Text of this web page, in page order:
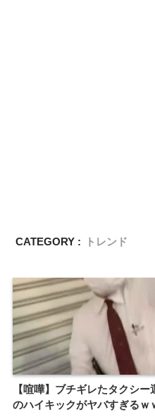
CATEGORY : トレンド
【喧嘩】ブチギレたタクシー
のハイキックがヤバすぎるｗ